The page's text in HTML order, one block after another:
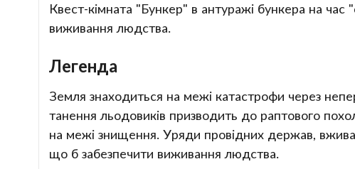
Квест-кімната "Бункер" в антуражі бункера на
виживання людства.
Легенда
Земля знаходиться на межі катастрофи через
танення льодовиків призводить до раптового
на межі знищення. Уряди провідних держав,
що б забезпечити виживання людства.